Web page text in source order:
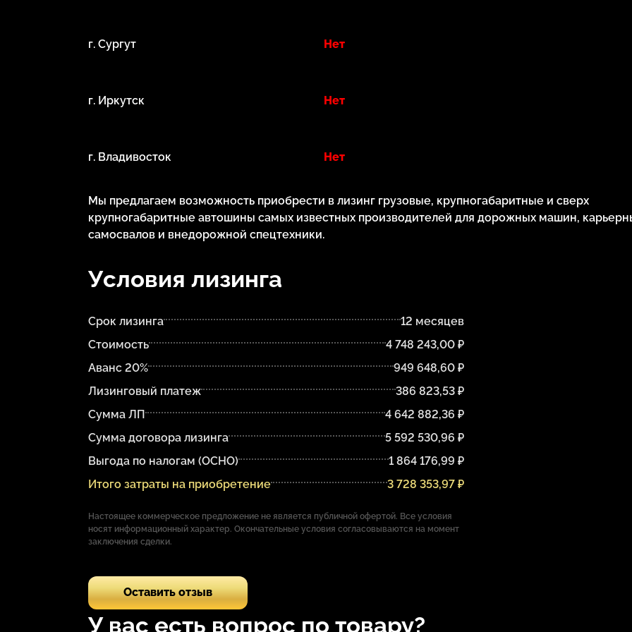
г. Сургут Нет
г. Иркутск Нет
г. Владивосток Нет
Мы предлагаем возможность приобрести в лизинг грузовые, крупногабаритные и сверх
крупногабаритные автошины самых известных производителей для дорожных машин,
самосвалов и внедорожной спецтехники.
Условия лизинга
Срок лизинга
12 месяцев
Стоимость
4 748 243,00 ₽
Аванс 20%
949 648,60 ₽
Лизинговый платеж
386 823,53 ₽
Сумма ЛП
4 642 882,36 ₽
Сумма договора лизинга
5 592 530,96 ₽
Выгода по налогам (ОСНО)
1 864 176,99 ₽
Итого затраты на приобретение
3 728 353,97 ₽
Настоящее коммерческое предложение не является публичной офертой. Все условия
носят информационный характер. Окончательные условия согласовываются на момент
заключения сделки.
Оставить отзыв
У вас есть вопрос по товару?